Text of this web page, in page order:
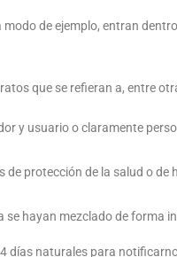
de ejemplo, entran
que se refieran a, entre
y usuario o claramente
protección de la salud o de
hayan mezclado de forma
días naturales para